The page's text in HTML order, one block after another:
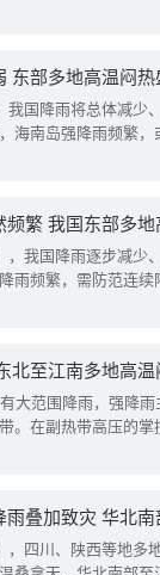
东部多地高温闷热
我国降雨将总体减少
海南岛强降雨频繁，
繁 我国东部多地
，我国降雨逐步减少
雨频繁，需防范连续
北至江南多地高温
大范围降雨，强降
。在副热带高压的掌
四川、陕西等地多